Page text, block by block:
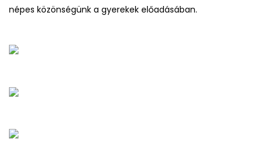
népes közönségünk a gyerekek előadásában.